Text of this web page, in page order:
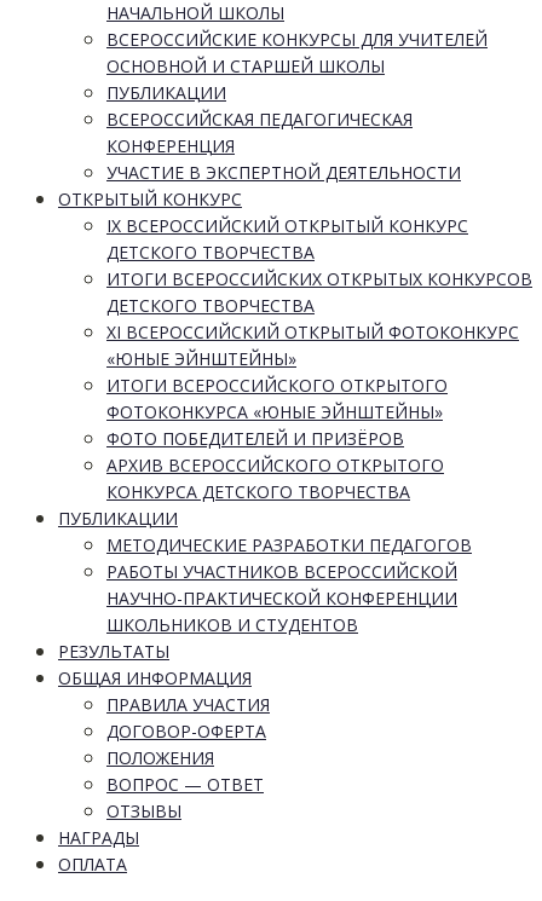
НАЧАЛЬНОЙ ШКОЛЫ
ВСЕРОССИЙСКИЕ КОНКУРСЫ ДЛЯ УЧИТЕЛЕЙ
ОСНОВНОЙ И СТАРШЕЙ ШКОЛЫ
ПУБЛИКАЦИИ
ВСЕРОССИЙСКАЯ ПЕДАГОГИЧЕСКАЯ
КОНФЕРЕНЦИЯ
УЧАСТИЕ В ЭКСПЕРТНОЙ ДЕЯТЕЛЬНОСТИ
ОТКРЫТЫЙ КОНКУРС
IX ВСЕРОССИЙСКИЙ ОТКРЫТЫЙ КОНКУРС
ДЕТСКОГО ТВОРЧЕСТВА
ИТОГИ ВСЕРОССИЙСКИХ ОТКРЫТЫХ КОНКУРСОВ
ДЕТСКОГО ТВОРЧЕСТВА
XI ВСЕРОССИЙСКИЙ ОТКРЫТЫЙ ФОТОКОНКУРС
«ЮНЫЕ ЭЙНШТЕЙНЫ»
ИТОГИ ВСЕРОССИЙСКОГО ОТКРЫТОГО
ФОТОКОНКУРСА «ЮНЫЕ ЭЙНШТЕЙНЫ»
ФОТО ПОБЕДИТЕЛЕЙ И ПРИЗЁРОВ
АРХИВ ВСЕРОССИЙСКОГО ОТКРЫТОГО
КОНКУРСА ДЕТСКОГО ТВОРЧЕСТВА
ПУБЛИКАЦИИ
МЕТОДИЧЕСКИЕ РАЗРАБОТКИ ПЕДАГОГОВ
РАБОТЫ УЧАСТНИКОВ ВСЕРОССИЙСКОЙ
НАУЧНО-ПРАКТИЧЕСКОЙ КОНФЕРЕНЦИИ
ШКОЛЬНИКОВ И СТУДЕНТОВ
РЕЗУЛЬТАТЫ
ОБЩАЯ ИНФОРМАЦИЯ
ПРАВИЛА УЧАСТИЯ
ДОГОВОР-ОФЕРТА
ПОЛОЖЕНИЯ
ВОПРОС — ОТВЕТ
ОТЗЫВЫ
НАГРАДЫ
ОПЛАТА